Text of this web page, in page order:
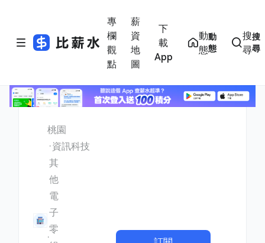
專
欄
觀
點
薪
資
地
圖
下
載
App
動
態
動
態
搜
尋
搜
尋
桃園
資訊科技
其
他
電
子
零